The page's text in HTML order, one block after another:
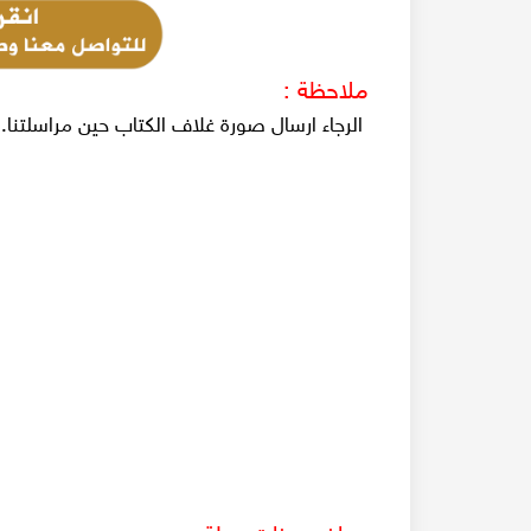
ملاحظة :
الرجاء ارسال صورة غلاف الكتاب حين مراسلتنا.